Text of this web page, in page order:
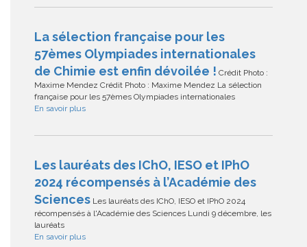
La sélection française pour les
57èmes Olympiades internationales
de Chimie est enfin dévoilée ! Crédit Photo :
Maxime Mendez Crédit Photo : Maxime Mendez La sélection
française pour les 57èmes Olympiades internationales
En savoir plus
Les lauréats des IChO, IESO et IPhO
2024 récompensés à l’Académie des
Sciences Les lauréats des IChO, IESO et IPhO 2024
récompensés à l'Académie des Sciences Lundi 9 décembre, les
lauréats
En savoir plus